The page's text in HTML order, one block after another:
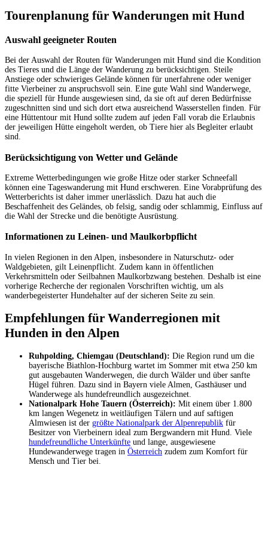
Tourenplanung für Wanderungen mit Hund
Auswahl geeigneter Routen
Bei der Auswahl der Routen für Wanderungen mit Hund sind die Kondition
des Tieres und die Länge der Wanderung zu berücksichtigen. Steile
Anstiege oder schwieriges Gelände können für unerfahrene oder weniger
fitte Vierbeiner zu anspruchsvoll sein. Eine gute Wahl sind Wanderwege,
die speziell für Hunde ausgewiesen sind, da sie oft auf deren Bedürfnisse
zugeschnitten sind und sich dort etwa ausreichend Wasserstellen finden. Für
eine Hüttentour mit Hund sollte zudem auf jeden Fall vorab die Erlaubnis
der jeweiligen Hütte eingeholt werden, ob Tiere hier als Begleiter erlaubt
sind.
Berücksichtigung von Wetter und Gelände
Extreme Wetterbedingungen wie große Hitze oder starker Schneefall
können eine Tageswanderung mit Hund erschweren. Eine Vorabprüfung des
Wetterberichts ist daher immer unerlässlich. Dazu hat auch die
Beschaffenheit des Geländes, ob felsig, sandig oder schlammig, Einfluss auf
die Wahl der Strecke und die benötigte Ausrüstung.
Informationen zu Leinen- und Maulkorbpflicht
In vielen Regionen in den Alpen, insbesondere in Naturschutz- oder
Waldgebieten, gilt Leinenpflicht. Zudem kann in öffentlichen
Verkehrsmitteln oder Seilbahnen Maulkorbzwang bestehen. Deshalb ist eine
vorherige Recherche der regionalen Vorschriften wichtig, um als
wanderbegeisterter Hundehalter auf der sicheren Seite zu sein.
Empfehlungen für Wanderregionen mit
Hunden in den Alpen
Ruhpolding, Chiemgau (Deutschland): Die Region rund um die
bayerische Biathlon-Hochburg wartet im Sommer mit etwa 250 km
gut ausgebauten Wanderwegen, die durch Wälder und über sanfte
Hügel führen. Dazu sind in Bayern viele Almen, Gasthäuser und
Wanderwege als hundefreundlich ausgezeichnet.
Nationalpark Hohe Tauern (Österreich): Mit einem über 1.800
km langen Wegenetz in weitläufigen Tälern und auf saftigen
Almwiesen ist der größte Nationalpark der Alpenrepublik für
Besitzer von Vierbeinern ideal zum Bergwandern mit Hund. Viele
hundefreundliche Unterkünfte und lange, ausgewiesene
Hundewanderwege tragen in Österreich zudem zum Komfort für
Mensch und Tier bei.